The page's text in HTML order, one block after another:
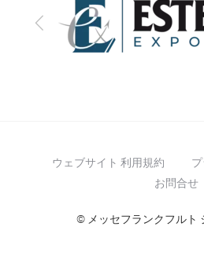
前
ウェブサイト 利用規約
お問合せ
© メッセフランクフルト